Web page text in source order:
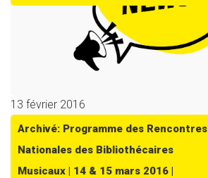
13 février 2016
Archivé: Programme des Rencontres
Nationales des Bibliothécaires
Musicaux | 14 & 15 mars 2016 |